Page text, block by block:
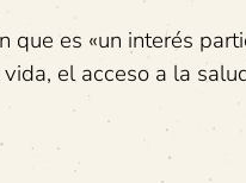
es «un interés
el acceso a la